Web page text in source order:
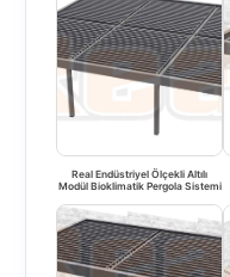
Real Endüstriyel Ölçekli Altılı
Modül Bioklimatik Pergola Sistemi